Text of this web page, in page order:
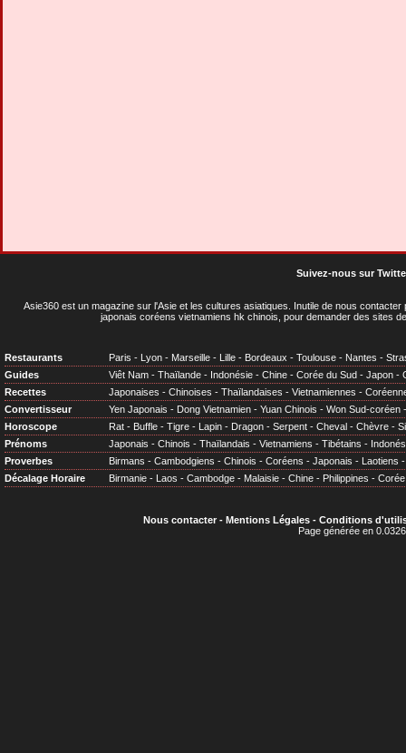
Suivez-nous sur
Asie360 est un magazine sur l'Asie et les cultures asiatiques . Inutile de nous
japonais coréens vietnamiens hk chinois, pour demander des sites
Restaurants Paris - Lyon - Marseille - Lille - Bordeaux - Toulouse - Nantes -
Guides
Viêt Nam - Thaïlande - Indonésie - Chine - Corée du Sud - Japon -
Recettes
Japonaises - Chinoises - Thaïlandaises - Vietnamiennes -
Convertisseur
Yen Japonais - Dong Vietnamien - Yuan Chinois - Won Sud-coréen
Horoscope
Rat - Buffle - Tigre - Lapin - Dragon - Serpent - Cheval - Chèvre -
Prénoms
Japonais - Chinois - Thaïlandais - Vietnamiens - Tibétains -
Proverbes
Birmans - Cambodgiens - Chinois - Coréens - Japonais - Laotiens
Décalage Horaire
Birmanie - Laos - Cambodge - Malaisie - Chine - Philippines - Corée
Nous contacter- Mentions Légales- Conditions
Page générée en